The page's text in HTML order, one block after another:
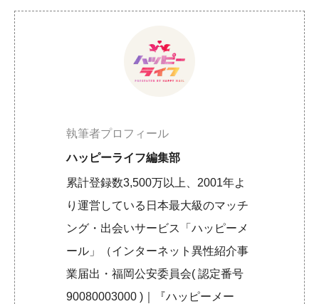
執筆者プロフィール
ハッピーライフ編集部
累計登録数3,500万以上、2001年よ
り運営している日本最大級のマッチ
ング・出会いサービス「ハッピーメ
ール」（インターネット異性紹介事
業届出・福岡公安委員会( 認定番号
90080003000 )｜『ハッピーメー